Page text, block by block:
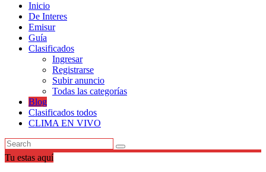
Inicio
De Interes
Emisur
Guía
Clasificados
Ingresar
Registrarse
Subir anuncio
Todas las categorías
Blog
Clasificados todos
CLIMA EN VIVO
Tu estas aquí